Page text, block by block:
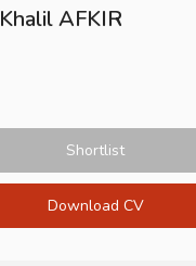
Khalil AFKIR
Shortlist
Download CV